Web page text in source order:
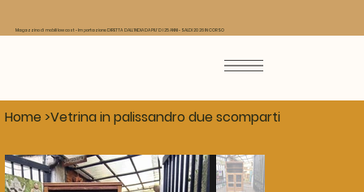
Home >Vetrina in palissandro due scomparti
Magazzino di mobili low cost - Importazione DIRETTA DALL'INDIA DA PIU' DI 25 ANNI - SALDI 2026 IN CORSO